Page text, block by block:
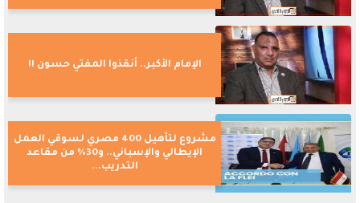
الإمام الأكبر.. أنقذوا المفتي حسون !!
مشروع لتأهيل 400 مصري لسوقي العمل
الإيطالي والإسباني.. و30% من مقاعد
التدريب...